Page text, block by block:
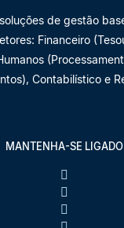
de gestão
Financeiro
Contabilístico e
MANTENHA-SE LIGADO